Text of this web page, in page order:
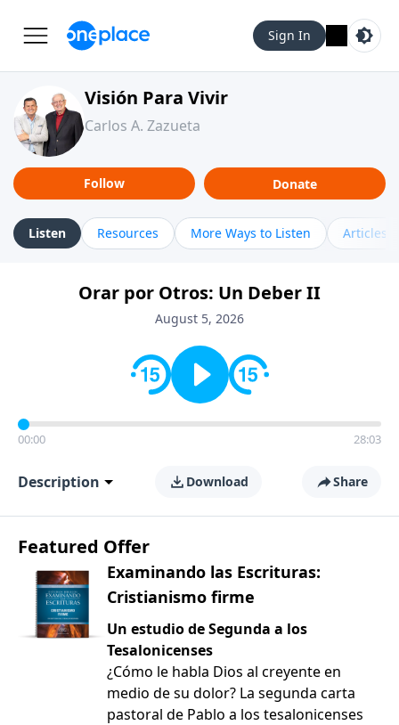
Sign In
Visión Para Vivir
Carlos A. Zazueta
Follow Donate
Listen Resources More Ways to Listen Articles
Orar por Otros: Un Deber II
August 5, 2026
00:00 28:03
Description Download Share
Featured Offer
Examinando las Escrituras:
Cristianismo firme
Un estudio de Segunda a los
Tesalonicenses
¿Cómo le habla Dios al creyente en
medio de su dolor? La segunda carta
pastoral de Pablo a los tesalonicenses